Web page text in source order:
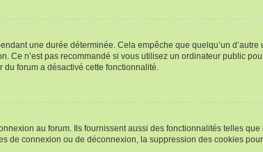
une durée déterminée. Cela empêche que quelqu’un d’autre
Ce n’est pas recommandé si vous utilisez un ordinateur public
forum a désactivé cette fonctionnalité.
au forum. Ils fournissent aussi des fonctionnalités telles
de connexion ou de déconnexion, la suppression des cookies